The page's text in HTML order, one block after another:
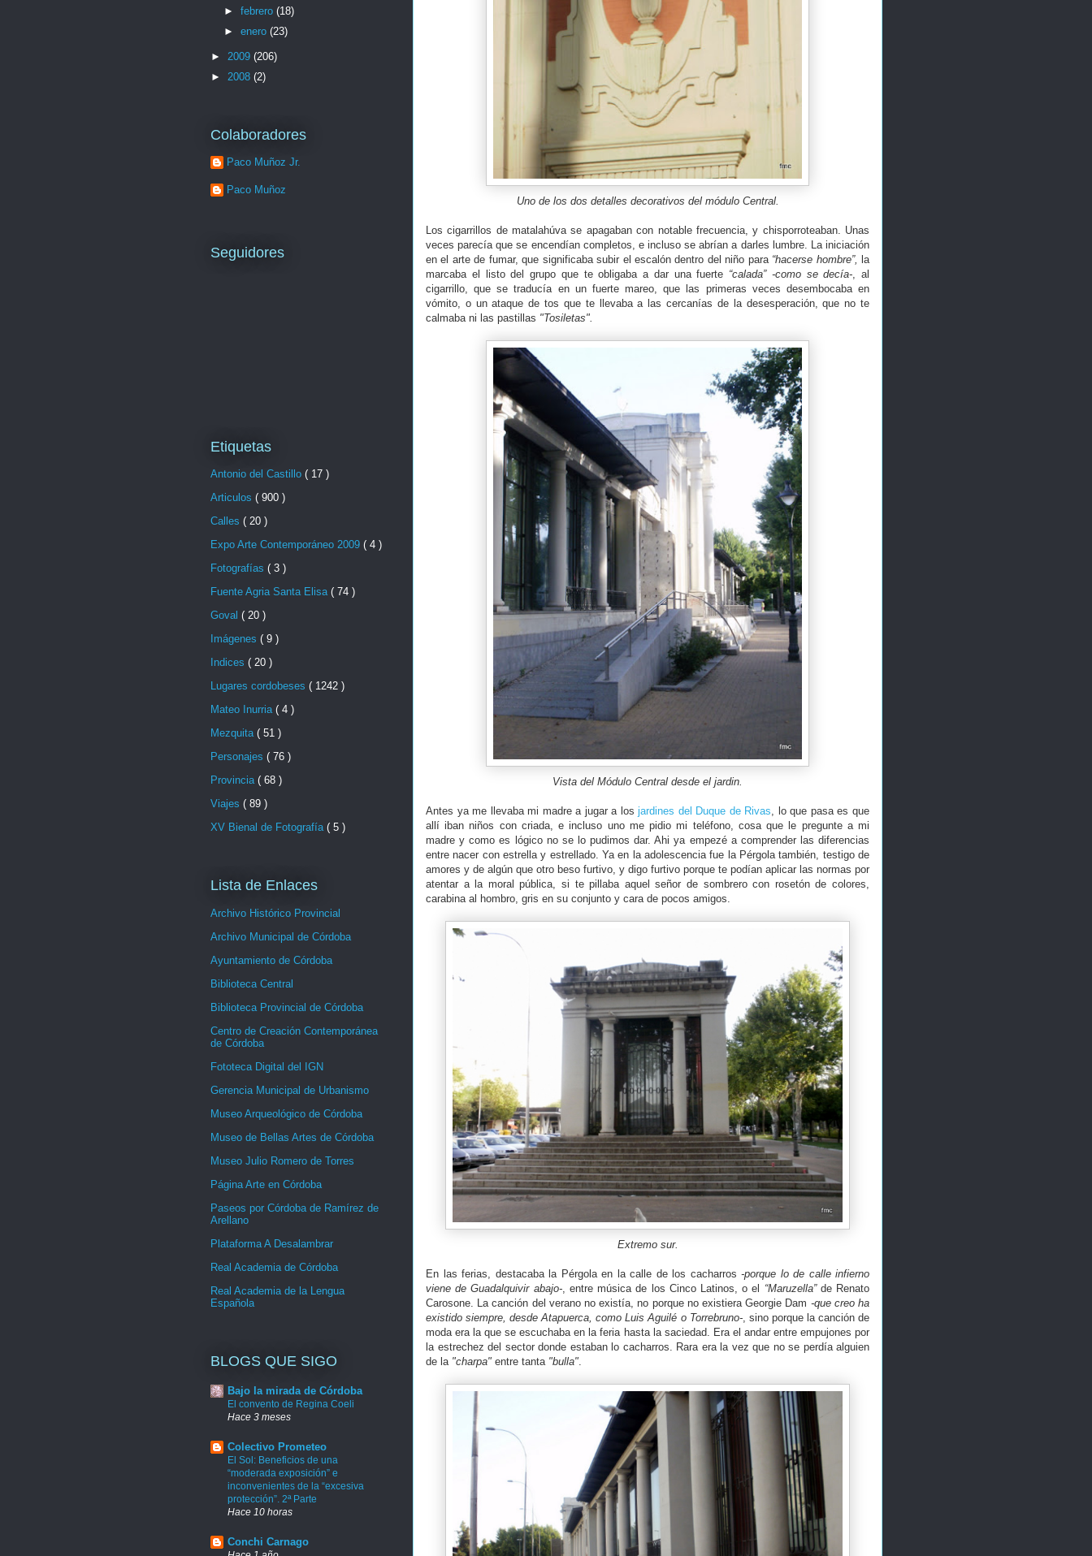
Uno de los dos detalles decorativos del módulo Central.
Los cigarrillos de matalahúva se apagaban con notable frecuencia, y chisporroteaban. Unas
veces parecía que se encendían completos, e incluso se abrían a darles lumbre. La iniciación
en el arte de fumar, que significaba subir el escalón dentro del niño para “hacerse hombre”, la
marcaba el listo del grupo que te obligaba a dar una fuerte “calada” -como se decía-, al
cigarrillo, que se traducía en un fuerte mareo, que las primeras veces desembocaba en
vómito, o un ataque de tos que te llevaba a las cercanías de la desesperación, que no te
calmaba ni las pastillas "Tosiletas".
Vista del Módulo Central desde el jardin.
Antes ya me llevaba mi madre a jugar a losjardines del Duque de Rivas , lo que pasa es que
allí iban niños con criada, e incluso uno me pidio mi teléfono, cosa que le pregunte a mi
madre y como es lógico no se lo pudimos dar. Ahi ya empezé a comprender las diferencias
entre nacer con estrella y estrellado. Ya en la adolescencia fue la Pérgola también, testigo de
amores y de algún que otro beso furtivo, y digo furtivo porque te podían aplicar las normas por
atentar a la moral pública, si te pillaba aquel señor de sombrero con rosetón de colores,
carabina al hombro, gris en su conjunto y cara de pocos amigos.
Extremo sur.
En las ferias, destacaba la Pérgola en la calle de los cacharros -porque lo de calle infierno
viene de Guadalquivir abajo-, entre música de los Cinco Latinos, o el “Maruzella”de Renato
Carosone. La canción del verano no existía, no porque no existiera Georgie Dam -que creo ha
existido siempre, desde Atapuerca, como Luis Aguilé o Torrebruno-, sino porque la canción de
moda era la que se escuchaba en la feria hasta la saciedad. Era el andar entre empujones por
la estrechez del sector donde estaban lo cacharros. Rara era la vez que no se perdía alguien
de la "charpa" entre tanta "bulla".
► febrero (18)
► enero (23)
► 2009 (206)
► 2008 (2)
Colaboradores
Paco Muñoz Jr.
Paco Muñoz
Seguidores
Etiquetas
Antonio del Castillo ( 17 )
Articulos ( 900 )
Calles ( 20 )
Expo Arte Contemporáneo 2009 ( 4 )
Fotografías ( 3 )
Fuente Agria Santa Elisa ( 74 )
Goval ( 20 )
Imágenes ( 9 )
Indices ( 20 )
Lugares cordobeses ( 1242 )
Mateo Inurria ( 4 )
Mezquita ( 51 )
Personajes ( 76 )
Provincia ( 68 )
Viajes ( 89 )
XV Bienal de Fotografía ( 5 )
Lista de Enlaces
Archivo Histórico Provincial
Archivo Municipal de Córdoba
Ayuntamiento de Córdoba
Biblioteca Central
Biblioteca Provincial de Córdoba
Centro de Creación Contemporánea
de Córdoba
Fototeca Digital del IGN
Gerencia Municipal de Urbanismo
Museo Arqueológico de Córdoba
Museo de Bellas Artes de Córdoba
Museo Julio Romero de Torres
Página Arte en Córdoba
Paseos por Córdoba de Ramírez de
Arellano
Plataforma A Desalambrar
Real Academia de Córdoba
Real Academia de la Lengua
Española
BLOGS QUE SIGO
Bajo la mirada de Córdoba
El convento de Regina Coeli
Hace 3 meses
Colectivo Prometeo
El Sol: Beneficios de una
“moderada exposición” e
inconvenientes de la “excesiva
protección”. 2ª Parte
Hace 10 horas
Conchi Carnago